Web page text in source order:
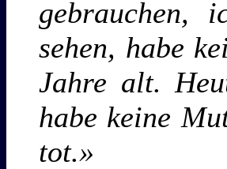
gebrauchen,
sehen, habe
Jahre alt.
habe keine
tot.»